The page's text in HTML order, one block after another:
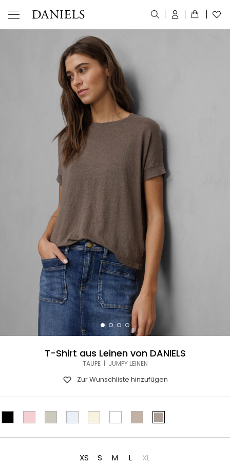
T-Shirt aus Leinen von DANIELS
TAUPE | JUMPY LEINEN
Zur Wunschliste hinzufügen
XS S M L XL